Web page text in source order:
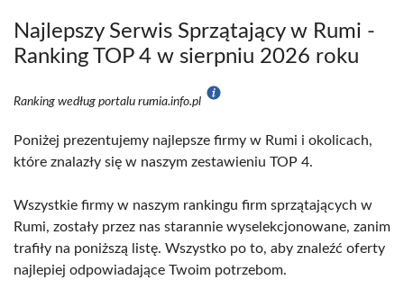
Najlepszy Serwis Sprzątający w Rumi -
Ranking TOP 4 w sierpniu 2026 roku
Ranking według portalu rumia.info.pl
Poniżej prezentujemy najlepsze firmy w Rumi i okolicach,
które znalazły się w naszym zestawieniu TOP 4.
Wszystkie firmy w naszym rankingu firm sprzątających w
Rumi, zostały przez nas starannie wyselekcjonowane, zanim
trafiły na poniższą listę. Wszystko po to, aby znaleźć oferty
najlepiej odpowiadające Twoim potrzebom.